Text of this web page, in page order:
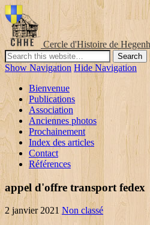
Cercle d'Histoire de
Show Navigation Hide Navigation
Bienvenue
Publications
Association
Anciennes photos
Prochainement
Index des articles
Contact
Références
appel d'offre transport fedex
2 janvier 2021 Non classé